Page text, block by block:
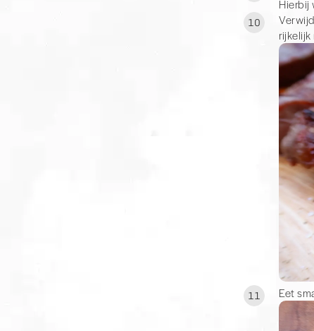
Hierbij
10
rijkelijk
11 Eet